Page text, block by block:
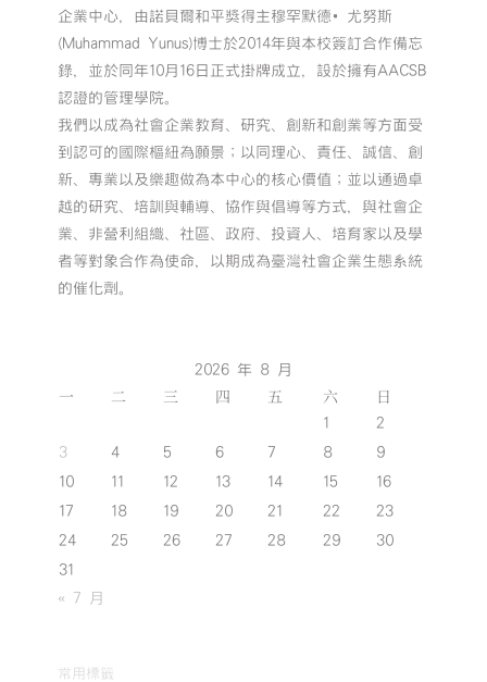
企業中心，由諾貝爾和平獎得主穆罕默德•尤努斯
(Muhammad Yunus)博士於2014年與本校簽訂合作備忘
錄，並於同年10月16日正式掛牌成立，設於擁有AACSB
認證的管理學院。
我們以成為社會企業教育、研究、創新和創業等方面受
到認可的國際樞紐為願景；以同理心、責任、誠信、創
新、專業以及樂趣做為本中心的核心價值；並以通過卓
越的研究、培訓與輔導、協作與倡導等方式，與社會企
業、非營利組織、社區、政府、投資人、培育家以及學
者等對象合作為使命，以期成為臺灣社會企業生態系統
的催化劑。
2026 年 8 月
一 二 三 四 五 六 日
1
2
3
4 5 6 7 8
9
10
11 12 13 14 15
16
17
18 19 20 21 22
23
24
25 26 27 28 29
30
31
« 7 月
常用標籤